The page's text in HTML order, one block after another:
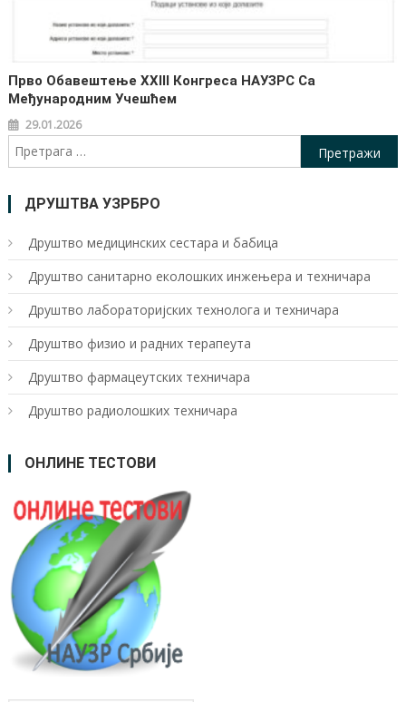
Прво Обавештење XXIII Конгреса НАУЗРС Са
Међународним Учешћем
29.01.2026
Претрага
за:
ДРУШТВА УЗРБРО
Друштво медицинских сестара и бабица
Друштво санитарно еколошких инжењера и техничара
Друштво лабoраторијских технолога и техничара
Друштво физио и радних терапеута
Друштво фармацеутских техничара
Друштво радиолошких техничара
ОНЛИНЕ ТЕСТОВИ